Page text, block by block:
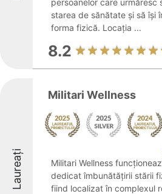
persoanelor care urmăresc
starea de sănătate și să își
forma fizică. Locația ...
8.2
Laureați
Militari Wellness
Militari Wellness
dedicat îmbunătățirii stării
fiind localizat în complexul